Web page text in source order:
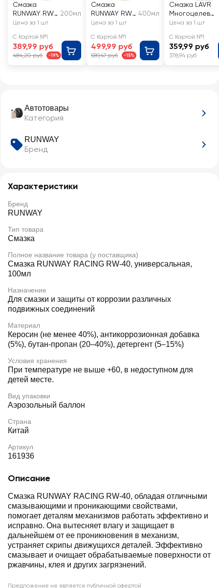
Автотовары
Категория
RUNWAY
Бренд
Характеристики
Бренд
RUNWAY
Тип товара
Смазка
Полное название товара (у поставщика)
Смазка RUNWAY RACING RW-40, универсальная,
100мл
Назначение
Для смазки и защиты от коррозии различных
подвижных соединений
Материал
Керосин (не менее 40%), антикоррозионная добавка
(5%), бутан-пропан (20–40%), детергент (5–15%)
Условия хранения
При температуре не выше +60, в недоступном для
детей месте.
Вид упаковки
Аэрозольный баллон
Страна
Китай
Артикул
161936
Описание
Смазка RUNWAY RACING RW-40, обладая отличными
смазывающими и проникающими свойствами,
помогает деталям механизмов работать эффективно и
исправно. Она вытесняет влагу и защищает в
дальнейшем от ее проникновения в механизм,
устраняет скрипы движущихся деталей. Эффективно
смазывает и очищает обрабатываемые поверхности от
ржавчины, клея и других загрязнений.
Предложение не является публичной офертой
Смазка
RUNWAY RW-
40, аэрозоль
200мл
Цена за 1 шт
С Картой №1
389,99 руб
484,20 руб -19%
Смазка
RUNWAY RW-
40,
ая,
проникающи
й спрей
400мл
Цена за 1 шт
С Картой №1
499,99 руб
589,47 руб -15%
Смазка LAVR
Многоцелева
я Lv-40 Арт.
Цена за 1 шт
С Картой №1
359,99 руб
378,94 руб